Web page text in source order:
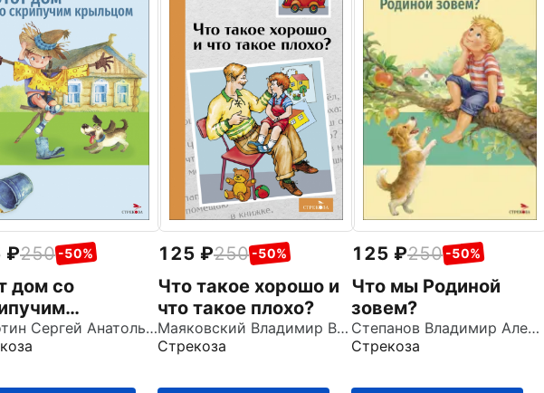
250 -50%
дом со
Махотин Сергей Анатольевич
125 250 -50%
Что такое хорошо и
что такое плохо?
Маяковский Владимир Владимирович
Стрекоза
125 250 -50%
Что мы Родиной
зовем?
Степанов Владимир Александрович
Стрекоза